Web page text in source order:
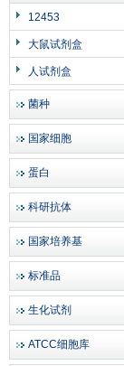
12453
大鼠试剂盒
人试剂盒
菌种
国家细胞
蛋白
科研抗体
国家培养基
标准品
生化试剂
ATCC细胞库